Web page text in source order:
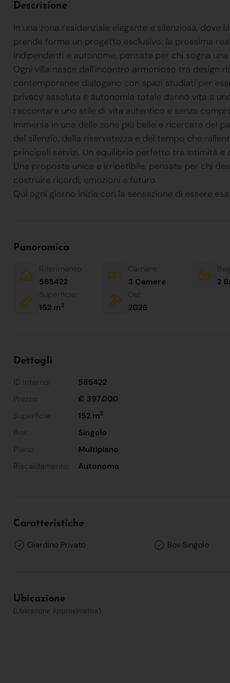
Descrizione
In una zona residenziale elegante e silenziosa,
prende forma un progetto esclusivo: la prossima
indipendenti e autonome, pensate per chi sogna
Ogni villa nasce dall'incontro armonioso tra design
contemporanee dialogano con spazi studiati per
privacy assoluta e autonomia totale danno vita a
raccontare uno stile di vita autentico e senza
Immersa in una delle zone più belle e ricercate del
del silenzio, della riservatezza e del tempo che
principali servizi. Un equilibrio perfetto tra intimità
Una proposta unica e irripetibile, pensata per chi
costruire ricordi, emozioni e futuro.
Qui ogni giorno inizia con la sensazione di essere
Panoramica
Riferimento:
585422
Camere:
3 Camere
2
Superficie:
152 m2
Del:
2026
Dettagli
ID Interno: 585422
Prezzo:
€ 397.000
Superficie:
152 m2
Box:
Singolo
Piano:
Multipiano
Riscaldamento:
Autonomo
Caratteristiche
Giardino Privato Box Singolo
Ubicazione
(Ubicazione Approsimativa)